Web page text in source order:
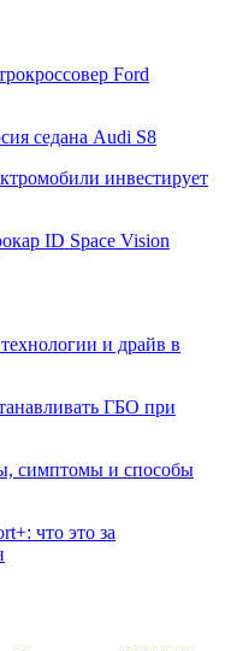
Ford
седана Audi S8
инвестирует
ID Space Vision
и драйв в
ГБО при
симптомы и способы
что это за